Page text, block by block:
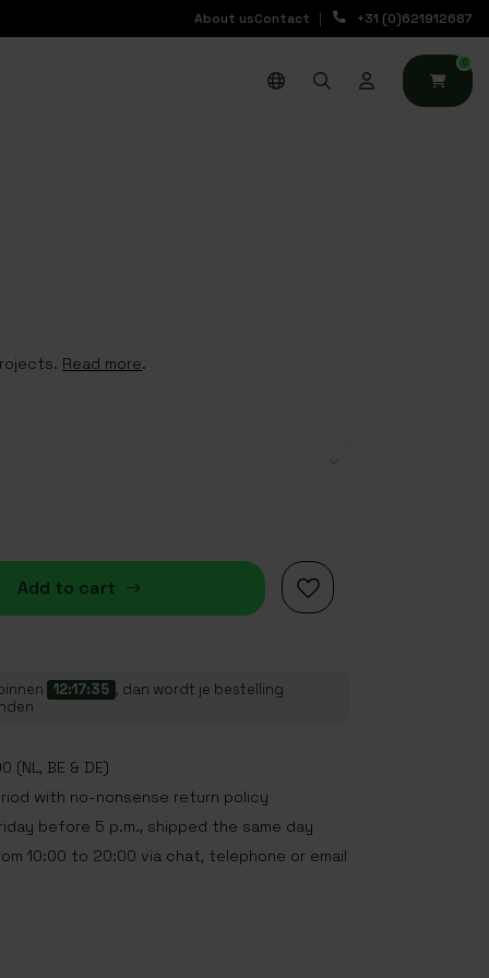
About usContact +31 (0)621912687
0
Read more.
Add to cart
12:17:34 , dan wordt je bestelling
(NL, BE & DE)
with no-nonsense return policy
before 5 p.m., shipped the same day
10:00 to 20:00 via chat, telephone or email